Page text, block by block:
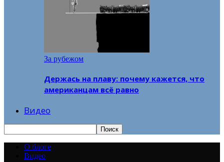
За рубежом
Держась на плаву: почему кажется, что
американцам всё равно
Видео
О блоге
Видео